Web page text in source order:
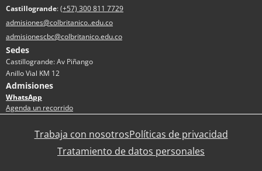
Castillogrande:(+57) 300 811 7729
admisiones@colbritanico..edu.co
admisionescbc@colbritanico.edu.co
Sedes
Castillogrande: Av Piñango
Anillo Vial KM 12
Admisiones
WhatsApp
Agenda un recorrido
Trabaja con nosotrosPolíticas de privacidad
Tratamiento de datos personales